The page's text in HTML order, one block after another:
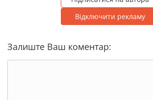
Відключити рекламу
Залиште Ваш коментар: